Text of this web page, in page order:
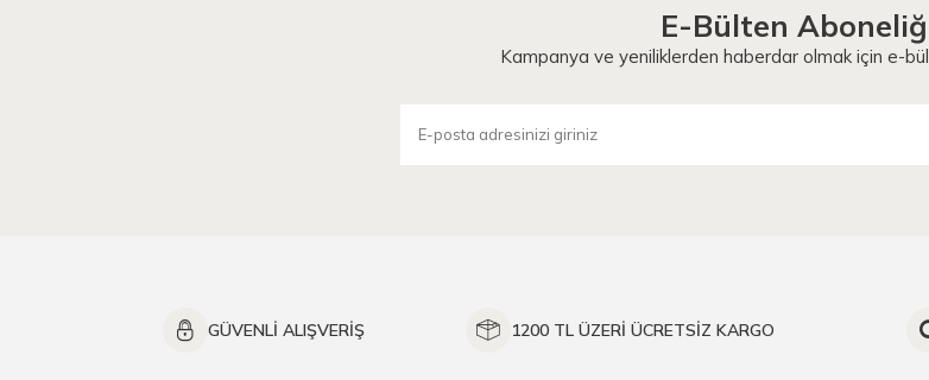
E-Bülten
Kampanya ve yeniliklerden haberdar olmak için e-
GÜVENLİ ALIŞVERİŞ 1200 TL ÜZERİ ÜCRETSİZ KARGO